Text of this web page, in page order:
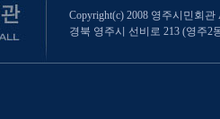
Copyright(c) 2008 영주시민회관
경북 영주시 선비로 213 (영주2